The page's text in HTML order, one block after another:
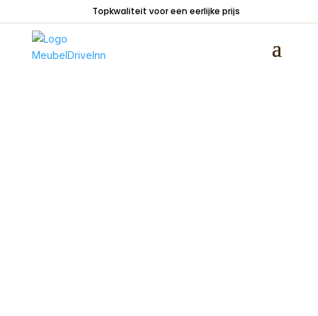
Topkwaliteit voor een eerlijke prijs
Zitmeubelen/Rechte banken /
Rockefeller Bank 2,5-zits Africaleder